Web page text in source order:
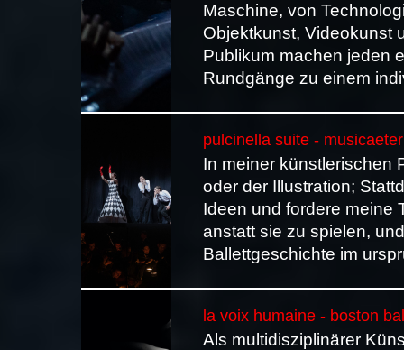
Maschine, von
Objektkunst, Videokunst
Publikum machen jeden
Rundgänge zu einem
pulcinella suite -
In meiner künstlerischen
oder der Illustration;
Ideen und fordere meine
anstatt sie zu spielen,
Ballettgeschichte im
la voix humaine - boston
Als multidisziplinärer